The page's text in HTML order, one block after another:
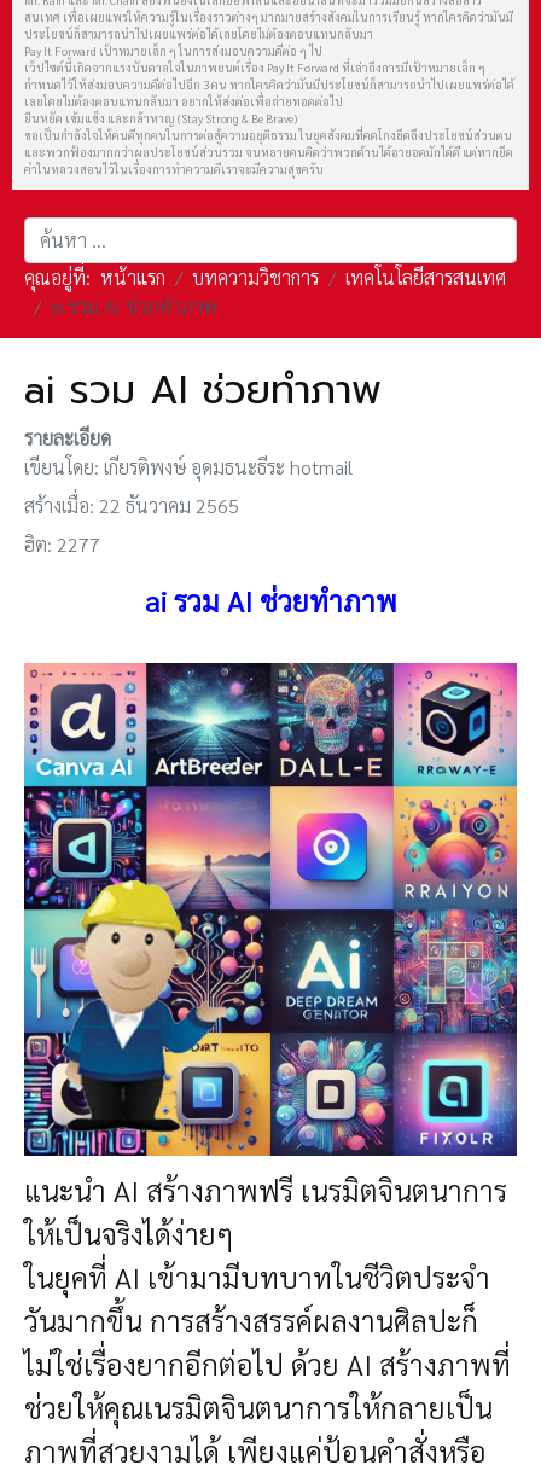
สนเทศ เพื่อเผยแพร่ให้ความรู้ในเรื่องราวต่างๆ มากมายสร้างสังคมในการเรียนรู้ หากใครคิดว่ามันมี
ประโยชน์ก็สามารถนำไปเผยแพร่ต่อได้เลยโดยไม่ต้องตอบแทนกลับมา
Pay It Forward เป้าหมายเล็ก ๆ ในการส่งมอบความดีต่อ ๆ ไป
เว็ปไซต์นี้เกิดจากแรงบันดาลใจในภาพยนต์เรื่อง Pay It Forward ที่เล่าถึงการมีเป้าหมายเล็ก ๆ
กำหนดไว้ให้ส่งมอบความดีต่อไปอีก 3 คน หากใครคิดว่ามันมีประโยชน์ก็สามารถนำไปเผยแพร่ต่อได้
เลยโดยไม่ต้องตอบแทนกลับมา อยากให้ส่งต่อเพื่อถ่ายทอดต่อไป
ยืนหยัด เข้มแข็ง และกล้าหาญ (Stay Strong & Be Brave)
ขอเป็นกำลังใจให้คนดีทุกคนในการต่อสู้ความอยุติธรรม ในยุคสังคมที่คดโกงยึดถึงประโยชน์ส่วนตน
และพวกฟ้องมากกว่าผลประโยชน์ส่วนรวม จนหลายคนคิดว่าพวกด้านได้อายอดมักได้ดี แต่หากยึด
คำในหลวงสอนไว้ในเรื่องการทำความดีเราจะมีความสุขครับ
การค้นหา
คุณอยู่ที่: หน้าแรก บทความวิชาการ
เทคโนโลยีสารสนเทศ
ai รวม AI ช่วยทำภาพ
ai รวม AI ช่วยทำภาพ
รายละเอียด
เขียนโดย: เกียรติพงษ์ อุดมธนะธีระ hotmail
สร้างเมื่อ: 22 ธันวาคม 2565
ฮิต: 2277
ai รวม AI ช่วยทำภาพ
แนะนำ AI สร้างภาพฟรี เนรมิตจินตนาการ
ให้เป็นจริงได้ง่ายๆ
ในยุคที่ AI เข้ามามีบทบาทในชีวิตประจำ
วันมากขึ้น การสร้างสรรค์ผลงานศิลปะก็
ไม่ใช่เรื่องยากอีกต่อไป ด้วย AI สร้างภาพที่
ช่วยให้คุณเนรมิตจินตนาการให้กลายเป็น
ภาพที่สวยงามได้ เพียงแค่ป้อนคำสั่งหรือ